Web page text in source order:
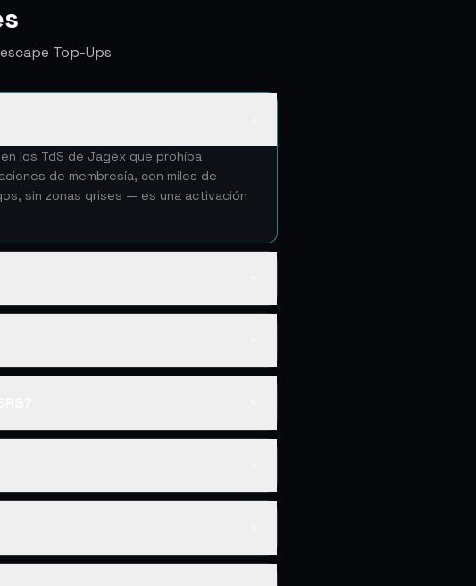
Top-Ups
los TdS de Jagex que prohíba
de membresía, con miles de
sin zonas grises — es una activación